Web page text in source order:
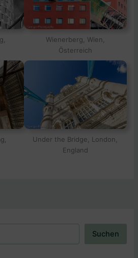
Wienerberg, Wien,
Österreich
Under the Bridge, London,
England
Suchen